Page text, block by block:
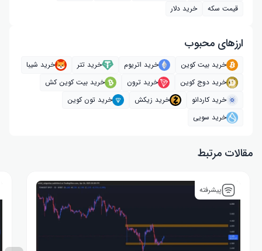
قیمت سکه
خرید دلار
ارز‌های محبوب
خرید بیت کوین خرید اتریوم خرید تتر
خرید شیبا
خرید دوج کوین
خرید ترون
خرید بیت کوین کش
خرید کاردانو
خرید زیکش
خرید تون کوین
خرید سویی
مقالات مرتبط
پیشرفته